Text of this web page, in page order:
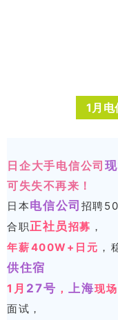
1月电
日企大手电信公司
可失失不再来！
日本电信公司 招聘
合职正社员招募 ，
年薪400W+日元 ，
供住宿
1月 27号 ， 上海现
面试，